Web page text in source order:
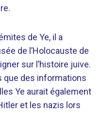
de Ye, il a
de l’Holocauste de
sur l’histoire juive.
que des informations
Ye aurait également
et les nazis lors